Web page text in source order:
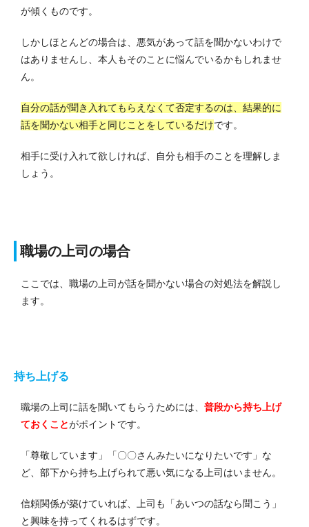
が傾くものです。
しかしほとんどの場合は、悪気があって話を聞かないわけで
はありませんし、本人もそのことに悩んでいるかもしれませ
ん。
自分の話が聞き入れてもらえなくて否定するのは、結果的に
話を聞かない相手と同じことをしているだけです。
相手に受け入れて欲しければ、自分も相手のことを理解しま
しょう。
職場の上司の場合
ここでは、職場の上司が話を聞かない場合の対処法を解説し
ます。
持ち上げる
職場の上司に話を聞いてもらうためには、 普段から持ち上げ
ておくことがポイントです。
「尊敬しています」「〇〇さんみたいになりたいです」な
ど、部下から持ち上げられて悪い気になる上司はいません。
信頼関係が築けていれば、上司も「あいつの話なら聞こう」
と興味を持ってくれるはずです。